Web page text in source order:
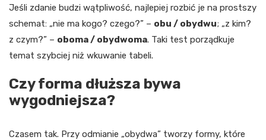
Jeśli zdanie budzi wątpliwość, najlepiej rozbić je na prostszy
schemat: „nie ma kogo? czego?” – obu / obydwu; „z kim?
z czym?” – oboma / obydwoma. Taki test porządkuje
temat szybciej niż wkuwanie tabeli.
Czy forma dłuższa bywa
wygodniejsza?
Czasem tak. Przy odmianie „obydwa” tworzy formy, które